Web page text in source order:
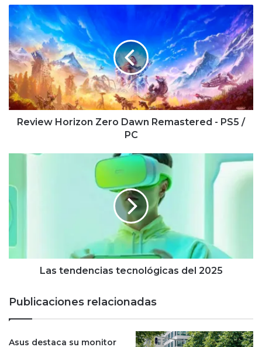
Review
Horizon
Zero
Dawn
Remastered
PS5
/
PC
Review Horizon Zero Dawn Remastered - PS5 /
PC
tecnológicas
Las tendencias tecnológicas del 2025
Publicaciones relacionadas
Asus destaca su monitor